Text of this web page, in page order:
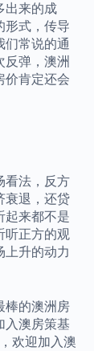
出来的成
形式，传导
们常说的通
反弹，澳洲
价肯定还会
看法，反方
衰退，还贷
起来都不是
听正方的观
上升的动力
棒的澳洲房
入澳房策基
欢迎加入澳